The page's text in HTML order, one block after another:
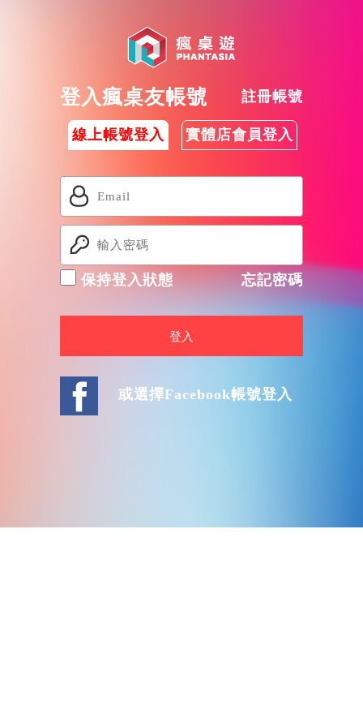
登入瘋桌友帳號 註冊帳號
線上帳號登入 實體店會員登入
保持登入狀態 忘記密碼
登入
或選擇Facebook帳號登入